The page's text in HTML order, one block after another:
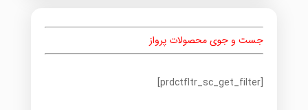
جست و جوی محصولات پرواز
[prdctfltr_sc_get_filter]